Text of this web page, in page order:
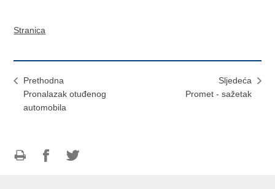
Stranica
Prethodna
Pronalazak otuđenog
automobila
Sljedeća
Promet - sažetak